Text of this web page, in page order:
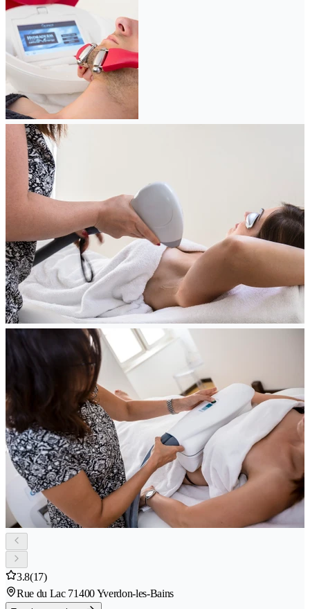
3.8(17)
Rue du Lac 71400 Yverdon-les-Bains